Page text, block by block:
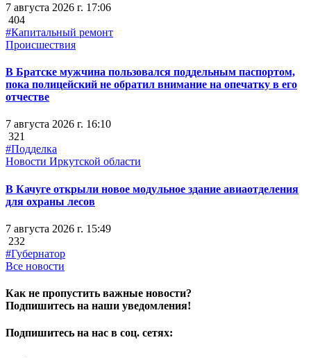
7 августа 2026 г. 17:06
404
#Капитальный ремонт
Происшествия
В Братске мужчина пользовался поддельным паспортом,
пока полицейский не обратил внимание на опечатку в его
отчестве
7 августа 2026 г. 16:10
321
#Подделка
Новости Иркутской области
В Качуге открыли новое модульное здание авиаотделения
для охраны лесов
7 августа 2026 г. 15:49
232
#Губернатор
Все новости
Как не пропустить важные новости?
Подпишитесь на наши уведомления!
Подпишитесь на нас в соц. сетях: